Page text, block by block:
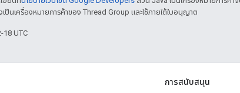
ป็นเครื่องหมายการค้าของ Thread Group และใช้ภายใต้ใบอนุญาต
18 UTC
การสนับสนุน